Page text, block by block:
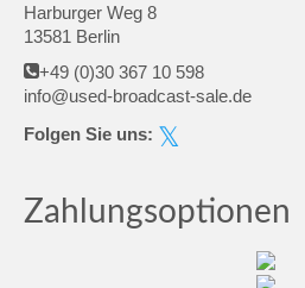
Harburger Weg 8
13581 Berlin
+49 (0)30 367 10 598
info@used-broadcast-sale.de
Folgen Sie uns:
Zahlungsoptionen